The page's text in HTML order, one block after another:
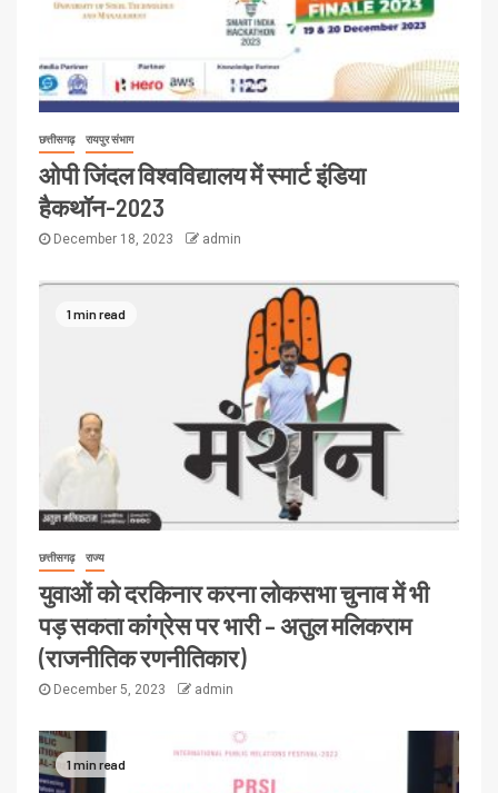
छत्तीसगढ़ रायपुर संभाग
ओपी जिंदल विश्वविद्यालय में स्मार्ट इंडिया
हैकथॉन-2023
December 18, 2023 admin
1 min read
छत्तीसगढ़ राज्य
युवाओं को दरकिनार करना लोकसभा चुनाव में भी
पड़ सकता कांग्रेस पर भारी – अतुल मलिकराम
(राजनीतिक रणनीतिकार)
December 5, 2023 admin
1 min read